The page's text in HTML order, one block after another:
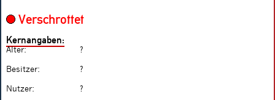
Verschrottet
Kernangaben:
Alter: ?
Besitzer: ?
Nutzer: ?